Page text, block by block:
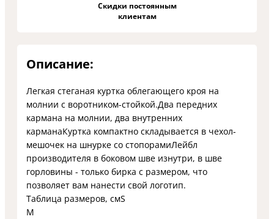
Скидки постоянным
клиентам
Описание:
Легкая стеганая куртка облегающего кроя на
молнии с воротником-стойкой.Два передних
кармана на молнии, два внутренних
карманаКуртка компактно складывается в чехол-
мешочек на шнурке со стопорамиЛейбл
производителя в боковом шве изнутри, в шве
горловины - только бирка с размером, что
позволяет вам нанести свой логотип.
Таблица размеров, смS
M